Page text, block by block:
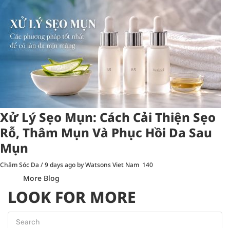
Xử Lý Sẹo Mụn: Cách Cải Thiện Sẹo
Rỗ, Thâm Mụn Và Phục Hồi Da Sau
Mụn
Chăm Sóc Da /9 days ago by Watsons Viet Nam 140
More Blog
LOOK FOR MORE